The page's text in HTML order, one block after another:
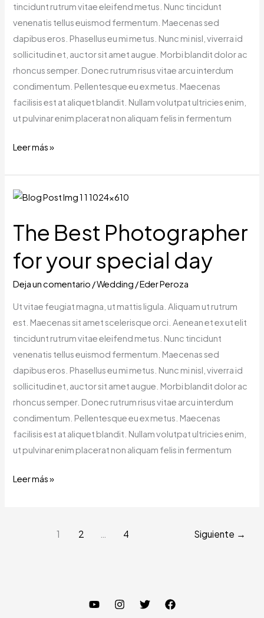
tincidunt rutrum vitae eleifend metus. Nunc tincidunt
venenatis tellus euismod fermentum. Maecenas sed
dapibus eros. Phasellus eu mi metus. Nunc mi nisl, viverra id
sollicitudin et, auctor sit amet augue. Morbi blandit dolor ac
rhoncus semper. Donec rutrum risus vitae arcu interdum
condimentum. Pellentesque eu ex metus. Maecenas
facilisis est at aliquet blandit. Nullam volutpat ultricies enim,
ut pulvinar enim placerat non aliquam felis in fermentum
Leer más »
The Best Photographer
for your special day
Deja un comentario /Wedding /Eder Peroza
Ut vitae feugiat magna, ut mattis ligula. Aliquam ut rutrum
est. Maecenas sit amet scelerisque orci. Aenean et ex ut elit
tincidunt rutrum vitae eleifend metus. Nunc tincidunt
venenatis tellus euismod fermentum. Maecenas sed
dapibus eros. Phasellus eu mi metus. Nunc mi nisl, viverra id
sollicitudin et, auctor sit amet augue. Morbi blandit dolor ac
rhoncus semper. Donec rutrum risus vitae arcu interdum
condimentum. Pellentesque eu ex metus. Maecenas
facilisis est at aliquet blandit. Nullam volutpat ultricies enim,
ut pulvinar enim placerat non aliquam felis in fermentum
The
Photographer
for
your
day
Leer más »
1 2 … 4 Siguiente →